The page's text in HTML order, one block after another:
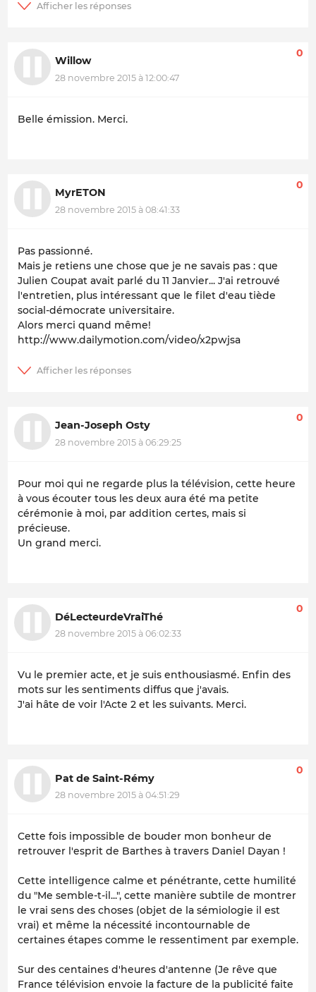
Willow
28 novembre 2015 à 12:00:47
0
Belle émission. Merci.
MyrETON
28 novembre 2015 à 08:41:33
0
Pas passionné.
Mais je retiens une chose que je ne savais pas : que
Julien Coupat avait parlé du 11 Janvier... J'ai retrouvé
l'entretien, plus intéressant que le filet d'eau tiède
social-démocrate universitaire.
Alors merci quand même!
http://www.dailymotion.com/video/x2pwjsa
Jean-Joseph Osty
28 novembre 2015 à 06:29:25
0
Pour moi qui ne regarde plus la télévision, cette heure
à vous écouter tous les deux aura été ma petite
cérémonie à moi, par addition certes, mais si
précieuse.
Un grand merci.
DéLecteurdeVraiThé
28 novembre 2015 à 06:02:33
0
Vu le premier acte, et je suis enthousiasmé. Enfin des
mots sur les sentiments diffus que j'avais.
J'ai hâte de voir l'Acte 2 et les suivants. Merci.
Pat de Saint-Rémy
28 novembre 2015 à 04:51:29
0
Cette fois impossible de bouder mon bonheur de
retrouver l'esprit de Barthes à travers Daniel Dayan !
Cette intelligence calme et pénétrante, cette humilité
du "Me semble-t-il...", cette manière subtile de montrer
le vrai sens des choses (objet de la sémiologie il est
vrai) et même la nécessité incontournable de
certaines étapes comme le ressentiment par exemple.
Sur des centaines d'heures d'antenne (Je rêve que
France télévision envoie la facture de la publicité faite